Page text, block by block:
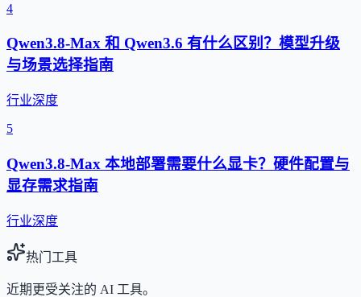
4
Qwen3.8-Max 和 Qwen3.6 有什么区别？模型升级
与场景选择指南
行业深度
5
Qwen3.8-Max 本地部署需要什么显卡？硬件配置与
显存需求指南
行业深度
热门工具
近期更受关注的 AI 工具。